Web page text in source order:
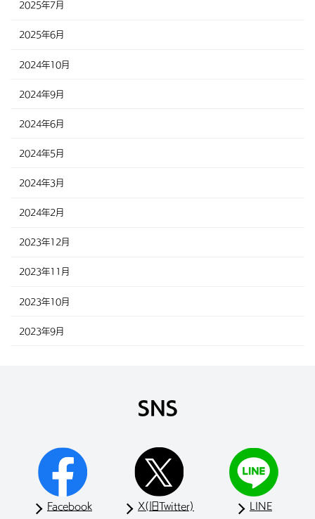
2025年7月
2025年6月
2024年10月
2024年9月
2024年6月
2024年5月
2024年3月
2024年2月
2023年12月
2023年11月
2023年10月
2023年9月
SNS
Facebook X(旧Twitter) LINE